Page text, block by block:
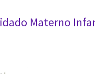
Materno